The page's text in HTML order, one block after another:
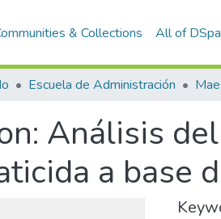
& Collections All of
Escuela de Administración
Análisis
a base